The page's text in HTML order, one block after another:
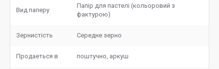
Вид паперу
Папір для пастелі (кольоровий з
фактурою)
Зернистість Середне зерно
Продаеться в поштучно, аркуш